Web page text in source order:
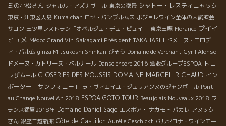
ミの小松さん シャルル・アズナヴール 東京の夜景 シャトー・レスティニャック
東京・江東区大島 Kuma chan ロセ・パンプルムス ボジョレワイン全体の大試飲会
サロン 三ツ星レストラン「オベルジュ・デュ・ピュイ」 東京三鷹 Florance プイイ
ヒュメ Médoc Grand Vin Sakagami Président TAKAHASHI ドメーヌ・エロデ
ィ・バルム ginza Mitsukoshi Shinkan びそう Domaine de Verchant Cyril Alonso
ドメーヌ・カトリーヌ・ベルナール Danse encore 2016 酒販グループESPOA トロ
ワザム−ル CLOSERIES DES MOUSSIS DOMAINE MARCEL RICHAUD イン
ポーター「サンフォニー」
ラ・ヴィエイユ・ジュリアンヌのジャンポール Pont
au Change Nouvel An 2018 ESPOA GOTO TOUR Beaujolais Nouveaux 2018 フ
ランス猛暑2018年 Domaine Daniel Sage エスポア・ ナカモト パカレ アヌック
さん 銀座三越新館 Côte de Castillon Aurélie Geschickt バルセロナ・ワインエー